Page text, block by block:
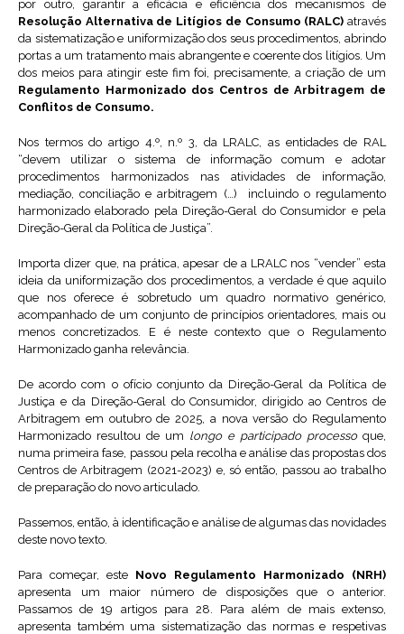
por outro, garantir a eficácia e eficiência dos mecanismos de
Resolução Alternativa de Litígios de Consumo (RALC) através
da sistematização e uniformização dos seus procedimentos, abrindo
portas a um tratamento mais abrangente e coerente dos litígios. Um
dos meios para atingir este fim foi, precisamente, a criação de um
Regulamento Harmonizado dos Centros de Arbitragem de
Conflitos de Consumo.
Nos termos do artigo 4.º, n.º 3, da LRALC, as entidades de RAL
“devem utilizar o sistema de informação comum e adotar
procedimentos harmonizados nas atividades de informação,
mediação, conciliação e arbitragem (…) incluindo o regulamento
harmonizado elaborado pela Direção-Geral do Consumidor e pela
Direção-Geral da Política de Justiça”.
Importa dizer que, na prática, apesar de a LRALC nos “vender” esta
ideia da uniformização dos procedimentos, a verdade é que aquilo
que nos oferece é sobretudo um quadro normativo genérico,
acompanhado de um conjunto de princípios orientadores, mais ou
menos concretizados. E é neste contexto que o Regulamento
Harmonizado ganha relevância.
De acordo com o ofício conjunto da Direção-Geral da Política de
Justiça e da Direção-Geral do Consumidor, dirigido ao Centros de
Arbitragem em outubro de 2025, a nova versão do Regulamento
Harmonizado resultou de um longoe participado processoque,
numa primeira fase, passou pela recolha e análise das propostas dos
Centros de Arbitragem (2021-2023) e, só então, passou ao trabalho
de preparação do novo articulado.
Passemos, então, à identificação e análise de algumas das novidades
deste novo texto.
Para começar, este Novo Regulamento Harmonizado (NRH)
apresenta um maior número de disposições que o anterior.
Passamos de 19 artigos para 28. Para além de mais extenso,
apresenta também uma sistematização das normas e respetivas